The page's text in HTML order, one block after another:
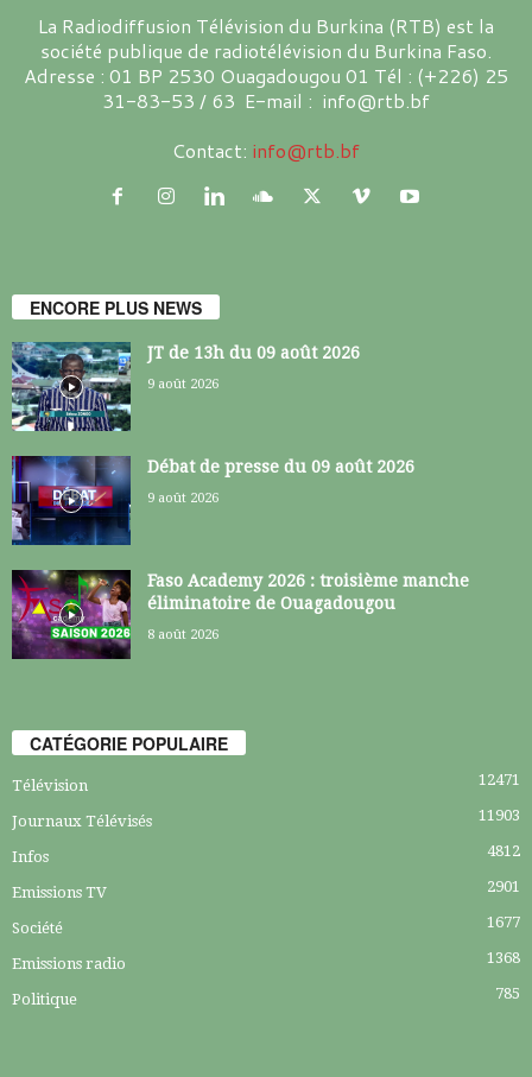
La Radiodiffusion Télévision du Burkina (RTB) est la
société publique de radiotélévision du Burkina Faso.
Adresse : 01 BP 2530 Ouagadougou 01 Tél : (+226) 25
31-83-53 / 63 E-mail : info@rtb.bf
Contact: info@rtb.bf
ENCORE PLUS NEWS
JT de 13h du 09 août 2026
9 août 2026
Débat de presse du 09 août 2026
9 août 2026
Faso Academy 2026 : troisième manche
éliminatoire de Ouagadougou
8 août 2026
CATÉGORIE POPULAIRE
Télévision 12471
Journaux Télévisés 11903
Infos 4812
Emissions TV 2901
Société 1677
Emissions radio 1368
Politique 785